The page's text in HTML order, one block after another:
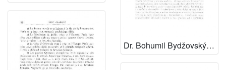
Dr. Bohumil Bydžovský / V. Varićak